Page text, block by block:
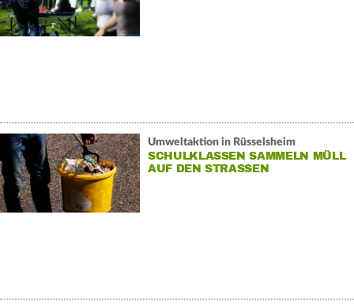
Umweltaktion in Rüsselsheim
SCHULKLASSEN SAMMELN MÜLL
AUF DEN STRASSEN